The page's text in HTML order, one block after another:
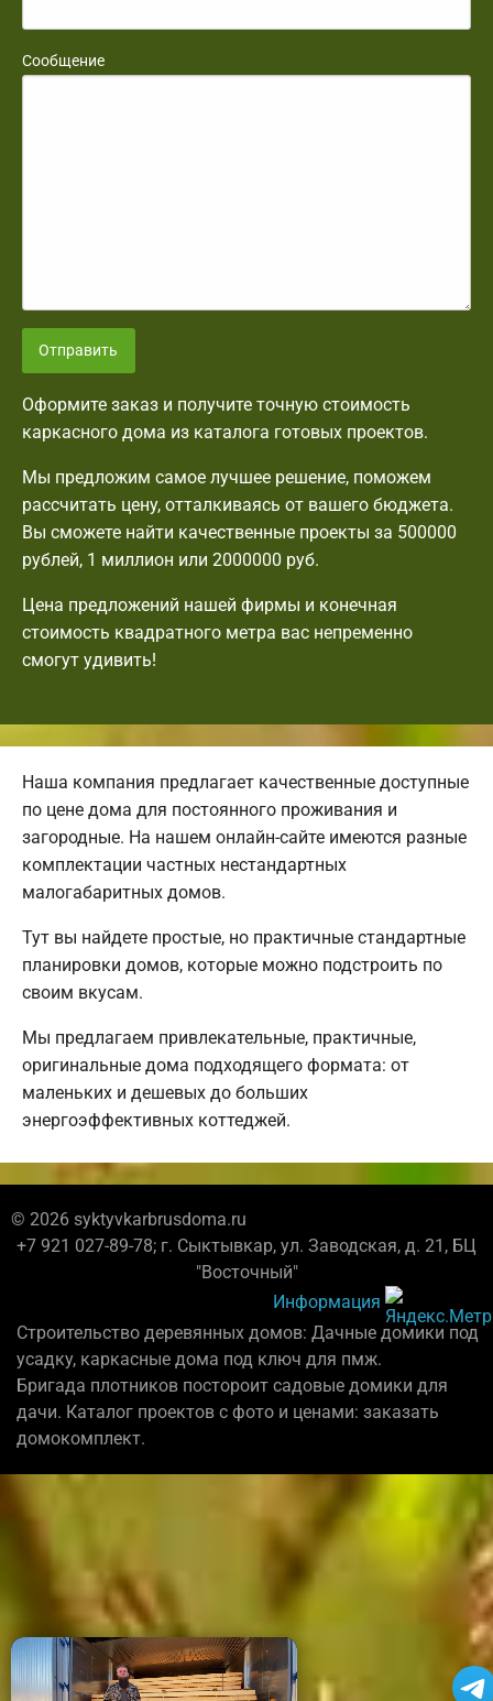
Сообщение
Отправить
Оформите заказ и получите точную стоимость
каркасного дома из каталога готовых проектов.
Мы предложим самое лучшее решение, поможем
рассчитать цену, отталкиваясь от вашего бюджета.
Вы сможете найти качественные проекты за 500000
рублей, 1 миллион или 2000000 руб.
Цена предложений нашей фирмы и конечная
стоимость квадратного метра вас непременно
смогут удивить!
Наша компания предлагает качественные доступные
по цене дома для постоянного проживания и
загородные. На нашем онлайн-сайте имеются разные
комплектации частных нестандартных
малогабаритных домов.
Тут вы найдете простые, но практичные стандартные
планировки домов, которые можно подстроить по
своим вкусам.
Мы предлагаем привлекательные, практичные,
оригинальные дома подходящего формата: от
маленьких и дешевых до больших
энергоэффективных коттеджей.
© 2026 syktyvkarbrusdoma.ru
+7 921 027-89-78; г. Сыктывкар, ул. Заводская, д. 21, БЦ
"Восточный"
Информация
Строительство деревянных домов: Дачные домики под
усадку, каркасные дома под ключ для пмж.
Бригада плотников постороит садовые домики для
дачи. Каталог проектов с фото и ценами: заказать
домокомплект.